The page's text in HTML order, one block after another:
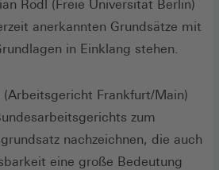
Rödl (Freie Universität Berlin)
anerkannten Grundsätze mit
in Einklang stehen.
Frankfurt/Main)
zum
nachzeichnen, die auch
eine große Bedeutung